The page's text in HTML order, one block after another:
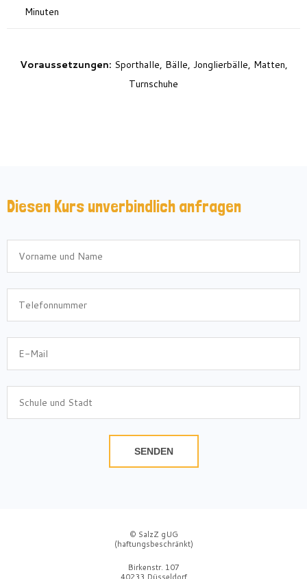
Minuten
Voraussetzungen: Sporthalle, Bälle, Jonglierbälle, Matten,
Turnschuhe
Diesen Kurs unverbindlich anfragen
SENDEN
© SalzZ gUG
(haftungsbeschränkt)
Birkenstr. 107
40233 Düsseldorf